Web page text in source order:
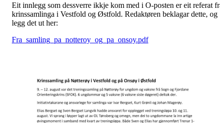
Eit innlegg som dessverre ikkje kom med i O-posten er eit referat
krinssamlinga i Vestfold og Østfold. Redaktøren beklagar dette, og
legg det ut her:
Fra_samling_pa_notteroy_og_pa_onsoy.pdf